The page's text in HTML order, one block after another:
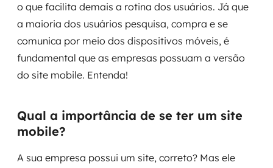
Data Platforms
Business Intelligence
Data Lakes & Warehouses
Modernização de aplicações
Desenvolvimento web e mobile
o que facilita demais a rotina dos usuários. Já que
a maioria dos usuários pesquisa, compra e se
comunica por meio dos dispositivos móveis, é
fundamental que as empresas possuam a versão
do site mobile. Entenda!
Qual a importância de se ter um site
mobile?
A sua empresa possui um site, correto? Mas ele